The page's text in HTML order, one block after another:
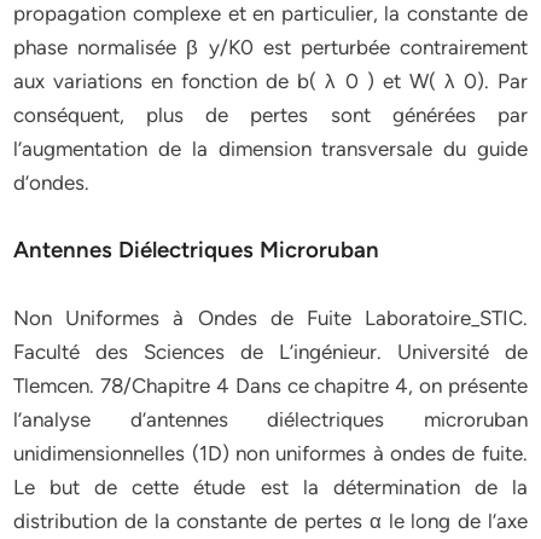
propagation complexe et en particulier, la constante de
phase normalisée β y/K0 est perturbée contrairement
aux variations en fonction de b( λ 0 ) et W( λ 0). Par
conséquent, plus de pertes sont générées par
l’augmentation de la dimension transversale du guide
d’ondes.
Antennes Diélectriques Microruban
Non Uniformes à Ondes de Fuite Laboratoire_STIC.
Faculté des Sciences de L’ingénieur. Université de
Tlemcen. 78/Chapitre 4 Dans ce chapitre 4, on présente
l’analyse d’antennes diélectriques microruban
unidimensionnelles (1D) non uniformes à ondes de fuite.
Le but de cette étude est la détermination de la
distribution de la constante de pertes α le long de l’axe